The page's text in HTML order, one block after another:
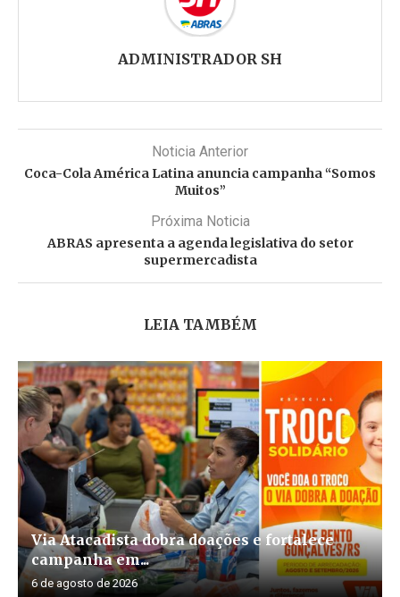
ADMINISTRADOR SH
Noticia Anterior
Coca-Cola América Latina anuncia campanha “Somos
Muitos”
Próxima Noticia
ABRAS apresenta a agenda legislativa do setor
supermercadista
LEIA TAMBÉM
Via Atacadista dobra doações e fortalece
campanha em...
6 de agosto de 2026